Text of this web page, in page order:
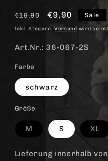
Normaler
Preis
€16,90 Verkaufspreis
€9,90 Sale
Inkl. Steuern. Versand wird beim
Art.Nr.: 36-067-2S
Farbe
schwarz
Größe
MVariante
ausverkauft
verfügbar
S XL
Lieferung innerhalb